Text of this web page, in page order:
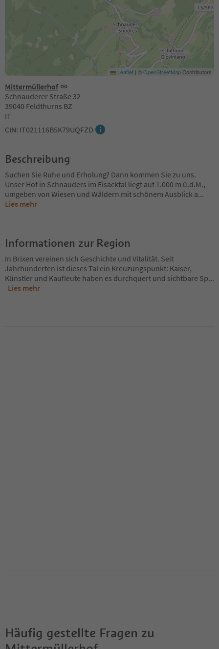
Mittermüllerhof
Schnauderer Straße 32
39040 Feldthurns BZ
IT
CIN: IT021116B5K79UQFZD
Leaflet | ©OpenStreetMapContributors
Beschreibung
Suchen Sie Ruhe und Erholung? Dann kommen Sie zu uns.
Unser Hof in Schnauders im Eisacktal liegt auf 1.000 m ü.d.M.,
umgeben von Wiesen und Wäldern mit schönem Ausblick a...
Lies mehr
Informationen zur Region
In Brixen vereinen sich Geschichte und Vitalität. Seit
Jahrhunderten ist dieses Tal ein Kreuzungspunkt: Kaiser,
Künstler und Kaufleute haben es durchquert und sichtbare Sp...
Lies mehr
Häufig gestellte Fragen zu